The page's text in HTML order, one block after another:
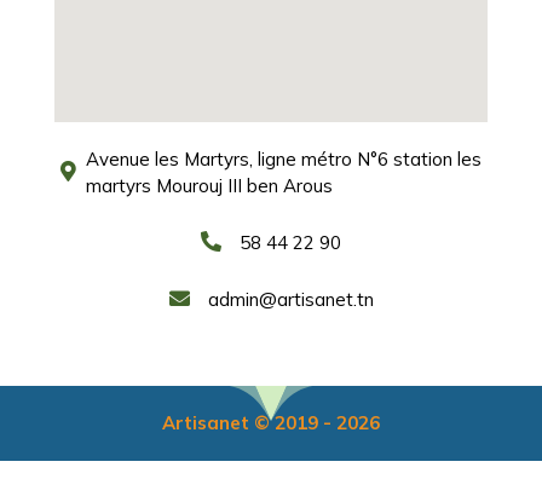
Avenue les Martyrs, ligne métro N°6 station les
martyrs Mourouj III ben Arous
58 44 22 90
admin@artisanet.tn
Artisanet © 2019 - 2026